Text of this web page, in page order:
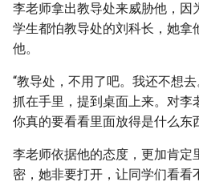
李老师拿出教导处来威胁他，因
学生都怕教导处的刘科长，她拿
他。
“教导处，不用了吧。我还不想
抓在手里，提到桌面上来。对李
你真的要看看里面放得是什么东
李老师依据他的态度，更加肯定
密，她非要打开，让同学们看